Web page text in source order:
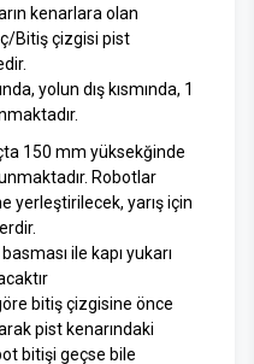
kenarlara olan
Bitiş çizgisi pist
yolun dış kısmında, 1
150 mm yüksekğinde
Robotlar
yerleştirilecek, yarış için
ile kapı yukarı
bitiş çizgisine önce
pist kenarındaki
bitişi geçse bile